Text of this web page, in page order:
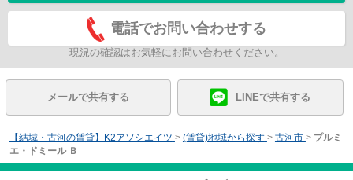
電話でお問い合わせする
現況の確認はお気軽にお問い合わせください。
メールで共有する LINEで共有する
【結城・古河の賃貸】K2アソシエイツ > (賃貸)地域から探す > 古河市 > プルミ
エ・ドミール Ｂ